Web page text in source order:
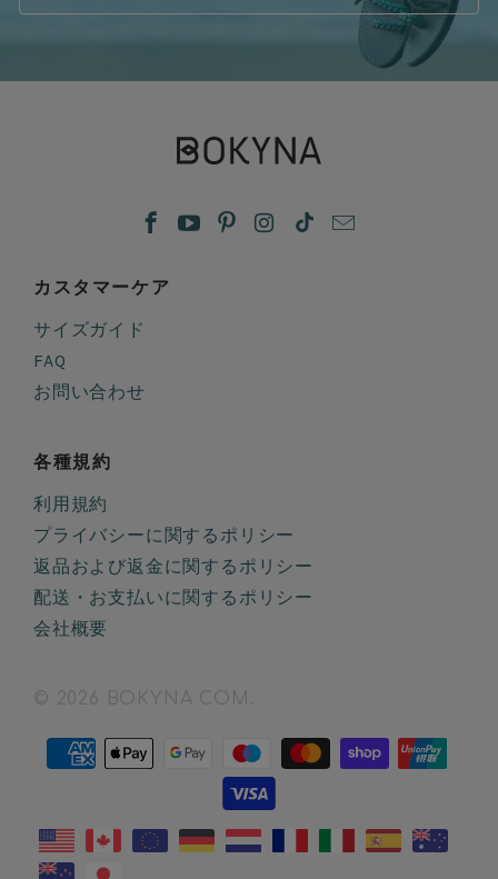
カスタマーケア
サイズガイド
FAQ
お問い合わせ
各種規約
利用規約
プライバシーに関するポリシー
返品および返金に関するポリシー
配送・お支払いに関するポリシー
会社概要
© 2026 BOKYNA COM.